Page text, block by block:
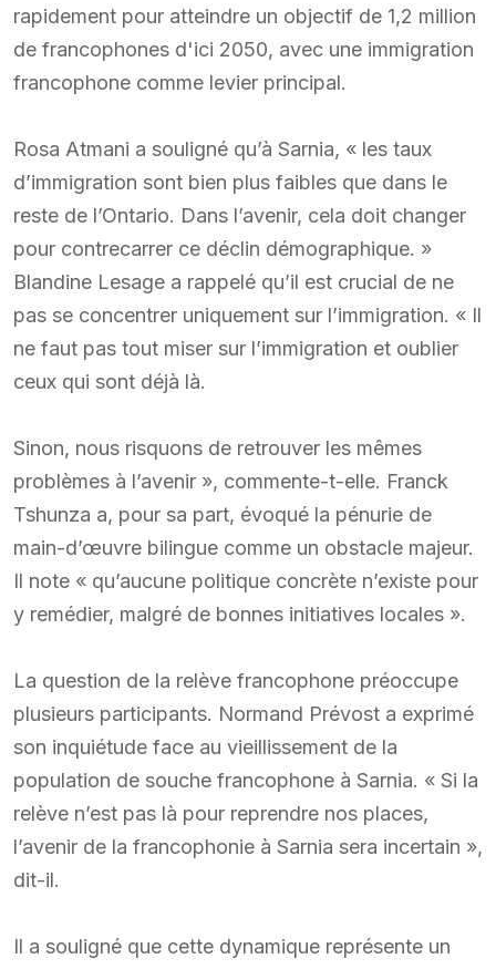
rapidement pour atteindre un objectif de 1,2 million
de francophones d'ici 2050, avec une immigration
francophone comme levier principal.
Rosa Atmani a souligné qu’à Sarnia, « les taux
d’immigration sont bien plus faibles que dans le
reste de l’Ontario. Dans l’avenir, cela doit changer
pour contrecarrer ce déclin démographique. »
Blandine Lesage a rappelé qu’il est crucial de ne
pas se concentrer uniquement sur l’immigration. « Il
ne faut pas tout miser sur l’immigration et oublier
ceux qui sont déjà là.
Sinon, nous risquons de retrouver les mêmes
problèmes à l’avenir », commente-t-elle. Franck
Tshunza a, pour sa part, évoqué la pénurie de
main-d’œuvre bilingue comme un obstacle majeur.
Il note « qu’aucune politique concrète n’existe pour
y remédier, malgré de bonnes initiatives locales ».
La question de la relève francophone préoccupe
plusieurs participants. Normand Prévost a exprimé
son inquiétude face au vieillissement de la
population de souche francophone à Sarnia. « Si la
relève n’est pas là pour reprendre nos places,
l’avenir de la francophonie à Sarnia sera incertain »,
dit-il.
Il a souligné que cette dynamique représente un